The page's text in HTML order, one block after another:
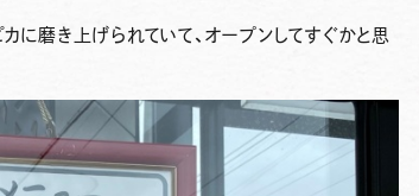
に磨き上げられていて、オープンしてすぐかと思